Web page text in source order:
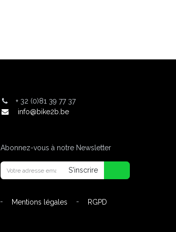
+ 32 (0)81 39 77 37
info@bike2b.be
Abonnez-vous à notre Newsletter
S'inscrire
- Mentions légales - RGPD